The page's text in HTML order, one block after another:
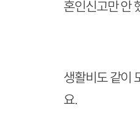
혼인신고만 안
생활비도 같이
요.